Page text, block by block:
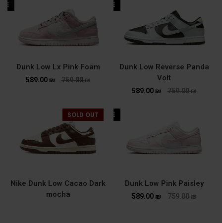
SALE
Dunk Low Reverse Panda
Volt
759.00₪
589.00 ₪
Dunk Low Lx Pink Foam
759.00₪
589.00 ₪
SALE
Dunk Low Pink Paisley
759.00₪
589.00 ₪
SOLD OUT
Nike Dunk Low Cacao Dark
mocha